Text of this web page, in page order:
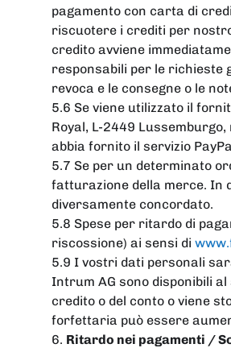
pagamento con carta di
riscuotere i crediti per
credito avviene
responsabili per le richieste
revoca e le consegne o le
5.6 Se viene utilizzato il
Royal, L-2449
abbia fornito il servizio
5.7 Se per un determinato
fatturazione della merce. In
diversamente concordato.
5.8 Spese per ritardo di
riscossione) ai sensi di
5.9 I vostri dati personali
Intrum AG sono disponibili al
credito o del conto o viene
forfettaria può essere
6. Ritardo nei pagamenti /